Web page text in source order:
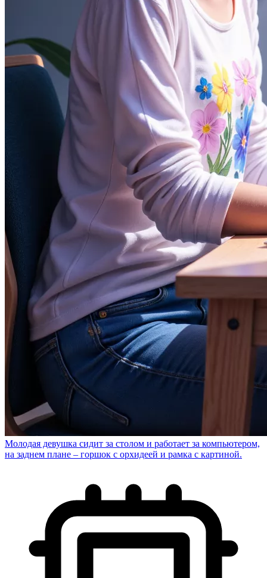
Молодая девушка сидит за столом и работает за компьютером,
на заднем плане – горшок с орхидеей и рамка с картиной.